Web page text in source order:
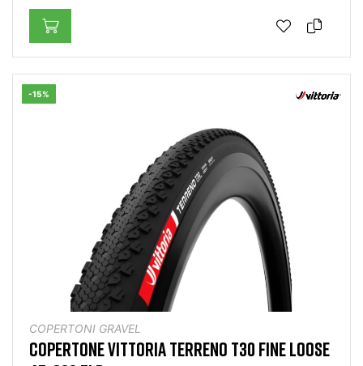
-15%
COPERTONI GRAVEL
COPERTONE VITTORIA TERRENO T30 FINE LOOSE